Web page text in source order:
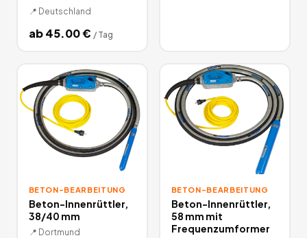
📍 Deutschland
ab45.00€ / Tag
BETON-BEARBEITUNG
Beton-Innenrüttler,
38/40 mm
📍 Dortmund
BETON-BEARBEITUNG
Beton-Innenrüttler,
58 mm mit
Frequenzumformer